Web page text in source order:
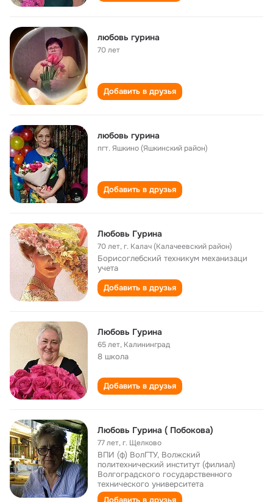
любовь гурина
70 лет
Добавить в друзья
любовь гурина
пгт. Яшкино (Яшкинский район)
Добавить в друзья
Любовь Гурина
70 лет,г. Калач (Калачеевский район)
Борисоглебский техникум механизаци
учета
Добавить в друзья
Любовь Гурина
65 лет, Калининград
8 школа
Добавить в друзья
Любовь Гурина ( Побокова)
77 лет,г. Щелково
ВПИ (ф) ВолГТУ, Волжский
политехнический институт (филиал)
Волгоградского государственного
технического университета
Добавить в друзья